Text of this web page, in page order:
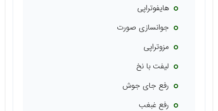
هایفوتراپی
جوانسازی صورت
مزوتراپی
لیفت با نخ
رفع جای جوش
رفع غبغب